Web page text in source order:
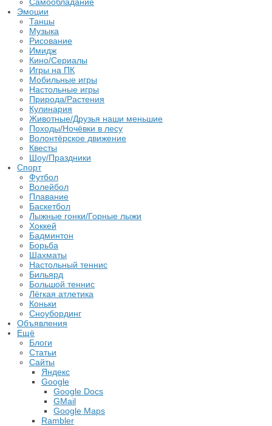
Эмоции
Танцы
Музыка
Рисование
Имидж
Кино/Сериалы
Игры на ПК
Мобильные игры
Настольные игры
Природа/Растения
Кулинария
Животные/Друзья наши меньшие
Походы/Ночёвки в лесу
Волонтёрское движение
Квесты
Шоу/Праздники
Спорт
Футбол
Волейбол
Плавание
Баскетбол
Лыжные гонки/Горные лыжи
Хоккей
Бадминтон
Борьба
Шахматы
Настольный теннис
Бильярд
Большой теннис
Лёгкая атлетика
Коньки
Сноубординг
Объявления
Ещё
Блоги
Статьи
Сайты
Яндекс
Google
Google Docs
GMail
Google Maps
Rambler